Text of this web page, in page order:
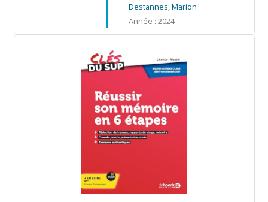
Destannes, Marion
Année : 2024